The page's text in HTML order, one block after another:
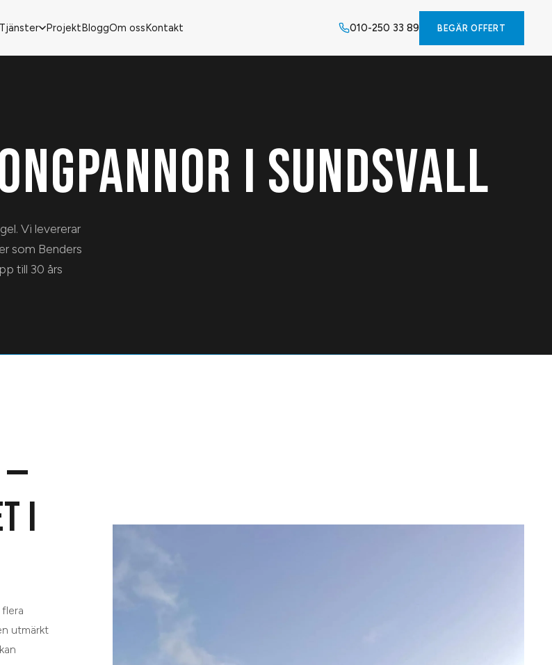
Tjänster ProjektBloggOm ossKontakt 010-250 33 89 BEGÄR OFFERT
I SUNDSVALL
Vi levererar
som Benders
till 30 års
—
I
utmärkt